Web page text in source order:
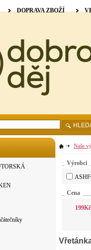
Naše
Výrobci
Cena
199Kč
DOPRAVA ZBOŽÍ